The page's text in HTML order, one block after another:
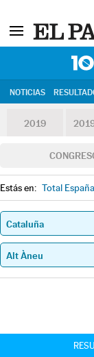
NOTICIAS
2019
Estás en: Total España